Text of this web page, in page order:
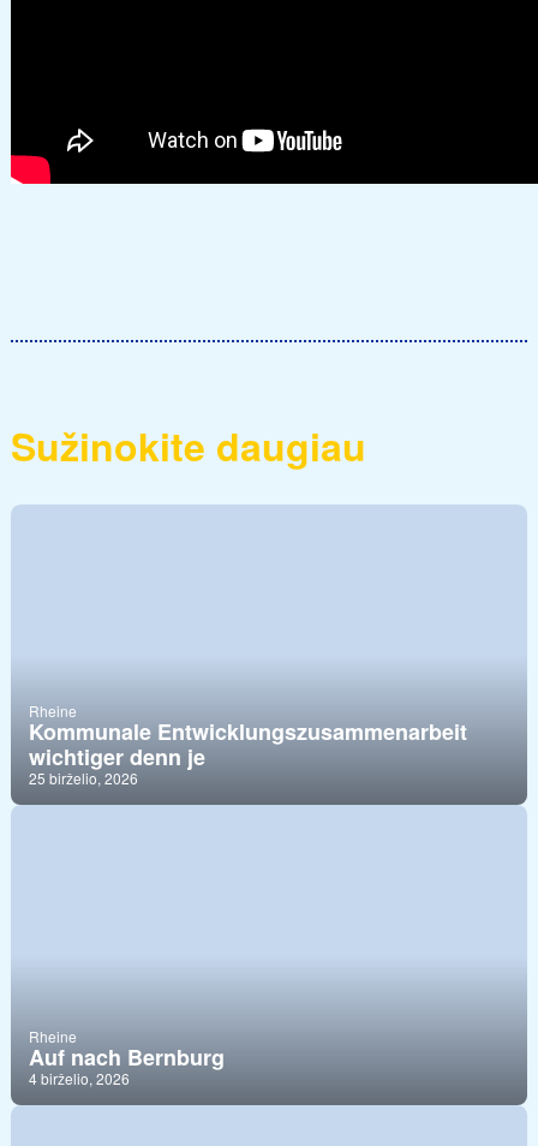
Sužinokite daugiau
Rheine
Kommunale Entwicklungszusammenarbeit
wichtiger denn je
25 birželio, 2026
Rheine
Auf nach Bernburg
4 birželio, 2026